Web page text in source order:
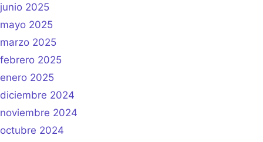
junio 2025
mayo 2025
marzo 2025
febrero 2025
enero 2025
diciembre 2024
noviembre 2024
octubre 2024